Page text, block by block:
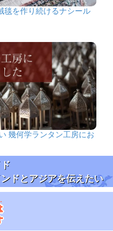
毯を作り続けるナシール
幾何学ランタン工房にお
ドとアジアを伝えたい